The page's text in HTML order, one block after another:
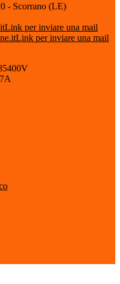
- Scorrano (LE)
Link per inviare una mail
Link per inviare una mail